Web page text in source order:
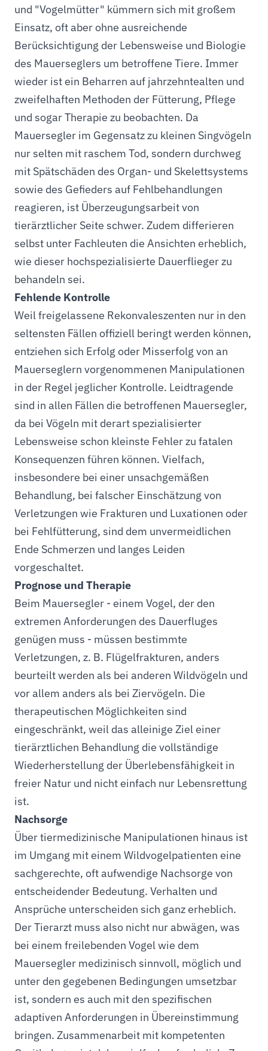
und "Vogelmütter" kümmern sich mit großem
Einsatz, oft aber ohne ausreichende
Berücksichtigung der Lebensweise und Biologie
des Mauerseglers um betroffene Tiere. Immer
wieder ist ein Beharren auf jahrzehntealten und
zweifelhaften Methoden der Fütterung, Pflege
und sogar Therapie zu beobachten. Da
Mauersegler im Gegensatz zu kleinen Singvögeln
nur selten mit raschem Tod, sondern durchweg
mit Spätschäden des Organ- und Skelettsystems
sowie des Gefieders auf Fehlbehandlungen
reagieren, ist Überzeugungsarbeit von
tierärztlicher Seite schwer. Zudem differieren
selbst unter Fachleuten die Ansichten erheblich,
wie dieser hochspezialisierte Dauerflieger zu
behandeln sei.
Fehlende Kontrolle
Weil freigelassene Rekonvaleszenten nur in den
seltensten Fällen offiziell beringt werden können,
entziehen sich Erfolg oder Misserfolg von an
Mauerseglern vorgenommenen Manipulationen
in der Regel jeglicher Kontrolle. Leidtragende
sind in allen Fällen die betroffenen Mauersegler,
da bei Vögeln mit derart spezialisierter
Lebensweise schon kleinste Fehler zu fatalen
Konsequenzen führen können. Vielfach,
insbesondere bei einer unsachgemäßen
Behandlung, bei falscher Einschätzung von
Verletzungen wie Frakturen und Luxationen oder
bei Fehlfütterung, sind dem unvermeidlichen
Ende Schmerzen und langes Leiden
vorgeschaltet.
Prognose und Therapie
Beim Mauersegler - einem Vogel, der den
extremen Anforderungen des Dauerfluges
genügen muss - müssen bestimmte
Verletzungen, z. B. Flügelfrakturen, anders
beurteilt werden als bei anderen Wildvögeln und
vor allem anders als bei Ziervögeln. Die
therapeutischen Möglichkeiten sind
eingeschränkt, weil das alleinige Ziel einer
tierärztlichen Behandlung die vollständige
Wiederherstellung der Überlebensfähigkeit in
freier Natur und nicht einfach nur Lebensrettung
ist.
Nachsorge
Über tiermedizinische Manipulationen hinaus ist
im Umgang mit einem Wildvogelpatienten eine
sachgerechte, oft aufwendige Nachsorge von
entscheidender Bedeutung. Verhalten und
Ansprüche unterscheiden sich ganz erheblich.
Der Tierarzt muss also nicht nur abwägen, was
bei einem freilebenden Vogel wie dem
Mauersegler medizinisch sinnvoll, möglich und
unter den gegebenen Bedingungen umsetzbar
ist, sondern es auch mit den spezifischen
adaptiven Anforderungen in Übereinstimmung
bringen. Zusammenarbeit mit kompetenten